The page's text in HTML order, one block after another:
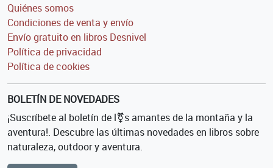
Quiénes somos
Condiciones de venta y envío
Envío gratuito en libros Desnivel
Política de privacidad
Política de cookies
BOLETÍN DE NOVEDADES
¡Suscríbete al boletín de l⚧s amantes de la montaña y la
aventura!. Descubre las últimas novedades en libros sobre
naturaleza, outdoor y aventura.